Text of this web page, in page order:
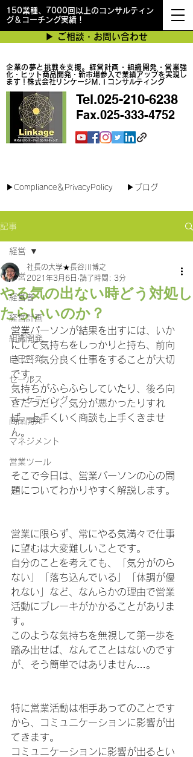
150業種、7000回以上のコンサルティン
グ＆コーチング実績！
企業の夢と挑戦を支援。経営計画・組織開発・営業強
化・ヒット商品開発・新市場参入で業績アップを実現し
ます！株式会社リンケージＭ.Ｉコンサルティング
▶︎ ご相談・お問い合わせ
Tel.025-210-6238
Fax.025-333-4752
▶︎Compliance＆PrivacyPolicy ▶︎ブログ
記事
経営
経営者
経営計画
組織開発
自己啓発
セールス
マーケティング
商品開発
マネジメント
営業ツール
経営
やる気の出ない時どう対処し
たらいいのか？
社長の大学★長谷川博之
2021年3月6日 読了時間: 3分
営業パーソンが結果を出すには、いか
にして気持ちをしっかりと持ち、前向
きに、気分良く仕事をすることが大切
です。
気持ちがふらふらしていたり、後ろ向
きだったり、気分が悪かったりすれ
ば、上手くいく商談も上手くきませ
ん。
そこで今日は、営業パーソンの心の問
題についてわかりやすく解説します。
営業に限らず、常にやる気満々で仕事
に望むは大変難しいことです。
自分のことを考えても、「気分がのら
ない」「落ち込んでいる」「体調が優
れない」など、なんらかの理由で営業
活動にブレーキがかかることがありま
す。
このような気持ちを無視して第一歩を
踏み出せば、なんてことはないのです
が、そう簡単ではありません…。
特に営業活動は相手あってのことです
から、コミュニケーションに影響が出
てきます。
コミュニケーションに影響が出るとい